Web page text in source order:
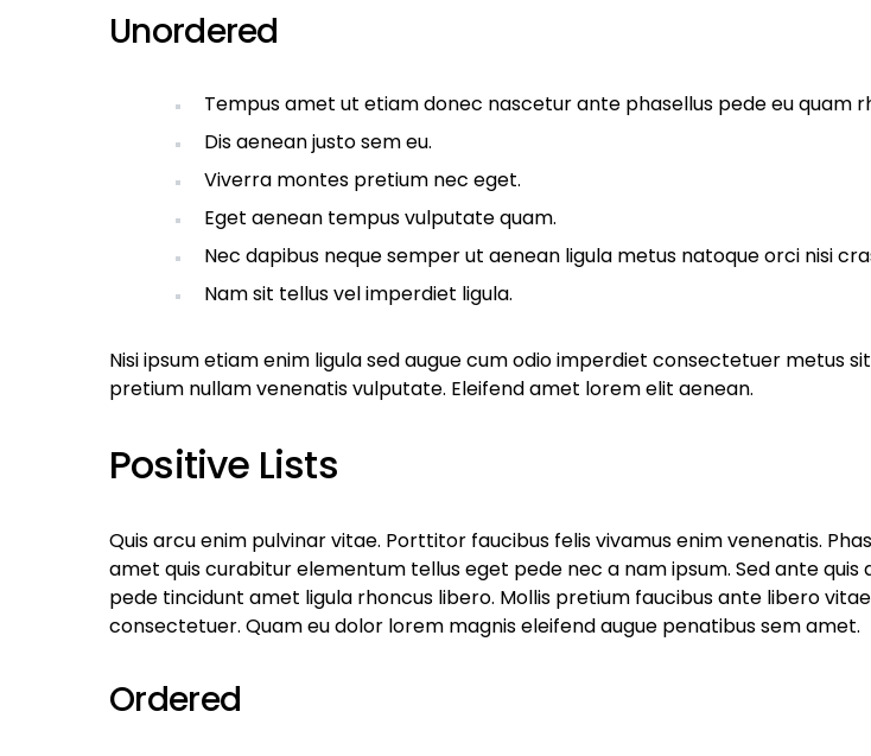
Unordered
Tempus amet ut etiam donec nascetur ante phasellus pede eu quam
Dis aenean justo sem eu.
Viverra montes pretium nec eget.
Eget aenean tempus vulputate quam.
Nec dapibus neque semper ut aenean ligula metus natoque orci nisi
Nam sit tellus vel imperdiet ligula.
Nisi ipsum etiam enim ligula sed augue cum odio imperdiet consectetuer metus
pretium nullam venenatis vulputate. Eleifend amet lorem elit aenean.
Positive Lists
Quis arcu enim pulvinar vitae. Porttitor faucibus felis vivamus enim venenatis.
amet quis curabitur elementum tellus eget pede nec a nam ipsum. Sed ante quis
pede tincidunt amet ligula rhoncus libero. Mollis pretium faucibus ante libero
consectetuer. Quam eu dolor lorem magnis eleifend augue penatibus sem amet.
Ordered